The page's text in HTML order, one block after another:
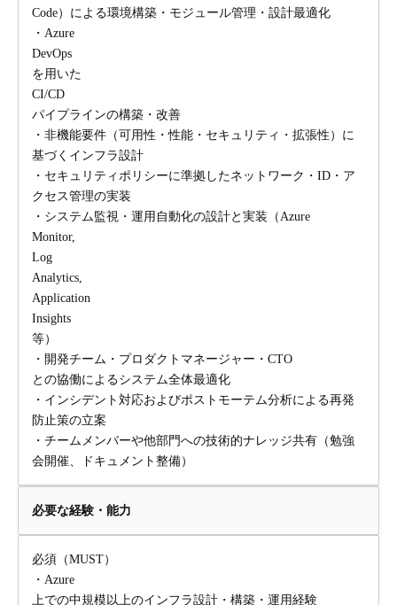
Code）による環境構築・モジュール管理・設計最適化
・Azure
DevOps
を用いた
CI/CD
パイプラインの構築・改善
・非機能要件（可用性・性能・セキュリティ・拡張性）に
基づくインフラ設計
・セキュリティポリシーに準拠したネットワーク・ID・ア
クセス管理の実装
・システム監視・運用自動化の設計と実装（Azure
Monitor,
Log
Analytics,
Application
Insights
等）
・開発チーム・プロダクトマネージャー・CTO
との協働によるシステム全体最適化
・インシデント対応およびポストモーテム分析による再発
防止策の立案
・チームメンバーや他部門への技術的ナレッジ共有（勉強
会開催、ドキュメント整備）
必要な経験・能力
必須（MUST）
・Azure
上での中規模以上のインフラ設計・構築・運用経験